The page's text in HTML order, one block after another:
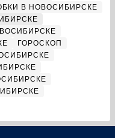
В НОВОСИБИРСКЕ
ГОРОСКОП